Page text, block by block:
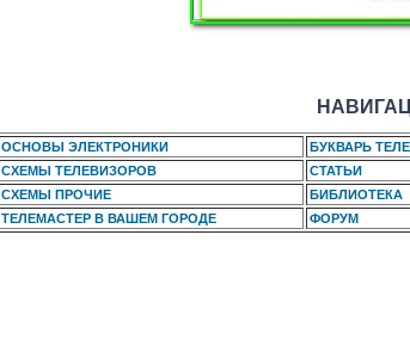
ОСНОВЫ ЭЛЕКТРОНИКИ БУКВАРЬ
СХЕМЫ ТЕЛЕВИЗОРОВ
СТАТЬИ
СХЕМЫ ПРОЧИЕ
БИБЛИОТЕКА
ТЕЛЕМАСТЕР В ВАШЕМ ГОРОДЕ
ФОРУМ